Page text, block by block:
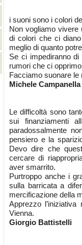
i suoni sono i colori
Non vogliamo vivere
di colori che ci
meglio di quanto
Se ci impediranno
rumori che ci
Facciamo suonare le
Michele Campanella
Le difficoltà sono
sui finanziamenti
paradossalmente
pensiero e la
Devo dire che
cercare di
aver smarrito.
Purtroppo anche i
sulla barricata a
mercificazione della
Apprezzo
Vienna.
Giorgio Battistelli